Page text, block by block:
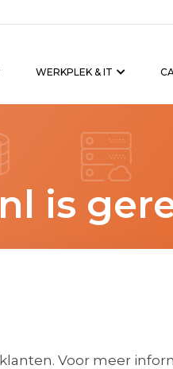
WERKPLEK & IT
is
Voor meer